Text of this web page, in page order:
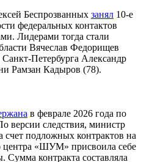
Беспрозванных занял 10-е
федеральных контактов
Лидерами тогда стали
Вячеслав Федорищев
Санкт-Петербурга Александр
Рамзан Кадыров (78).
в феврале 2026 года по
версии следствия, министр
подложных контрактов на
центра «ШУМ» присвоила себе
Сумма контракта составляла